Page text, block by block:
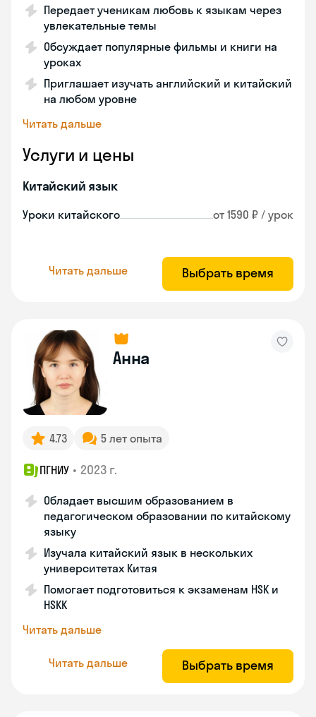
Передает ученикам любовь к языкам через
увлекательные темы
Обсуждает популярные фильмы и книги на
уроках
Приглашает изучать английский и китайский
на любом уровне
Читать дальше
Услуги и цены
Китайский язык
Уроки китайского от 1590 ₽ / урок
Читать дальше Выбрать время
Анна
4.73 5 лет опыта
ПГНИУ • 2023 г.
Обладает высшим образованием в
педагогическом образовании по китайскому
языку
Изучала китайский язык в нескольких
университетах Китая
Помогает подготовиться к экзаменам HSK и
HSKK
Читать дальше
Читать дальше Выбрать время